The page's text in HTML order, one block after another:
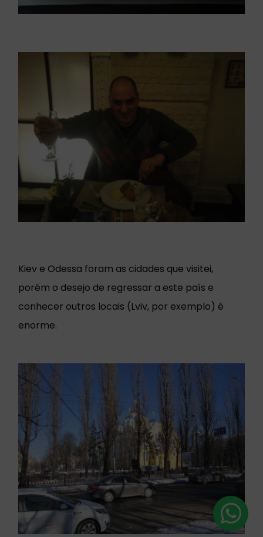
Kiev e Odessa foram as cidades que visitei,
porém o desejo de regressar a este país e
conhecer outros locais (Lviv, por exemplo) é
enorme.